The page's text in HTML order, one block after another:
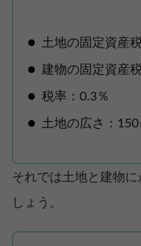
土地の固定資産
建物の固定資産
税率：0.3％
土地の広さ：150
それでは土地と建物
しょう。